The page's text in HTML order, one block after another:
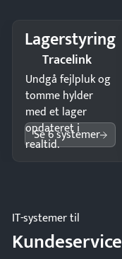
Lagerstyring
Tracelink
Undgå fejlpluk og
tomme hylder
med et lager
opdateret i
realtid.
Se 6 systemer
IT-systemer til
Kundeservice